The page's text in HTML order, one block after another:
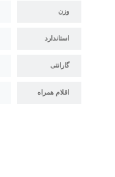
وزن
استاندارد
گارانتی
اقلام همراه